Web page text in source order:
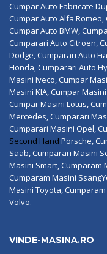
Cumpar Auto Fabricate
Cumpar Auto Alfa
Cumpar Auto BMW,
Cumparari Auto Citroen,
Dodge, Cumparari Auto
Honda, Cumparari Auto
Masini Iveco, Cumpar
Masini KIA, Cumpar
Cumpar Masini Lotus,
Mercedes, Cumparari
Cumparari Masini Opel,
Second Hand Porsche,
Saab, Cumparari Masini
Masini Smart, Cumparam
Cumparam Masini
Masini Toyota,
Volvo.
VINDE-MASINA.RO